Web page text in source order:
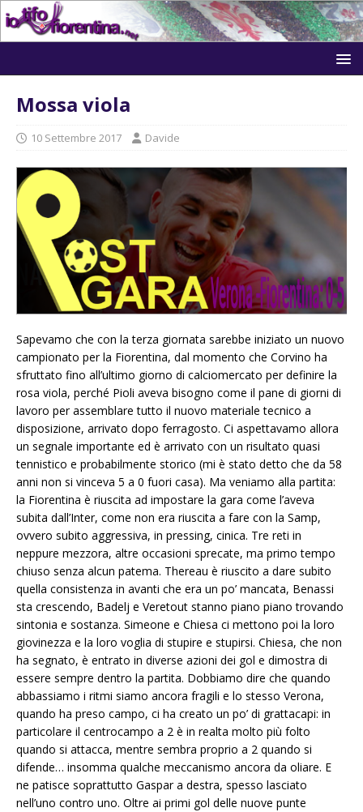
Mossa viola
10 Settembre 2017 Davide
Sapevamo che con la terza giornata sarebbe iniziato un nuovo
campionato per la Fiorentina, dal momento che Corvino ha
sfruttato fino all’ultimo giorno di calciomercato per definire la
rosa viola, perché Pioli aveva bisogno come il pane di giorni di
lavoro per assemblare tutto il nuovo materiale tecnico a
disposizione, arrivato dopo ferragosto. Ci aspettavamo allora
un segnale importante ed è arrivato con un risultato quasi
tennistico e probabilmente storico (mi è stato detto che da 58
anni non si vinceva 5 a 0 fuori casa). Ma veniamo alla partita:
la Fiorentina è riuscita ad impostare la gara come l’aveva
subita dall’Inter, come non era riuscita a fare con la Samp,
ovvero subito aggressiva, in pressing, cinica. Tre reti in
neppure mezzora, altre occasioni sprecate, ma primo tempo
chiuso senza alcun patema. Thereau è riuscito a dare subito
quella consistenza in avanti che era un po’ mancata, Benassi
sta crescendo, Badelj e Veretout stanno piano piano trovando
sintonia e sostanza. Simeone e Chiesa ci mettono poi la loro
giovinezza e la loro voglia di stupire e stupirsi. Chiesa, che non
ha segnato, è entrato in diverse azioni dei gol e dimostra di
essere sempre dentro la partita. Dobbiamo dire che quando
abbassiamo i ritmi siamo ancora fragili e lo stesso Verona,
quando ha preso campo, ci ha creato un po’ di grattacapi: in
particolare il centrocampo a 2 è in realta molto più folto
quando si attacca, mentre sembra proprio a 2 quando si
difende… insomma qualche meccanismo ancora da oliare. E
ne patisce soprattutto Gaspar a destra, spesso lasciato
nell’uno contro uno. Oltre ai primi gol delle nuove punte